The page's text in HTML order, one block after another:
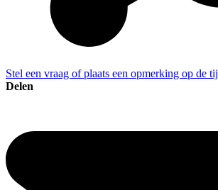
Stel een vraag of plaats een opmerking op de
Delen